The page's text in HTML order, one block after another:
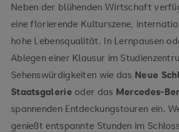
Neben der blühenden Wirtschaft
eine florierende Kulturszene,
hohe Lebensqualität. In Lernpausen
Ablegen einer Klausur im
Sehenswürdigkeiten wie das Neue
Staatsgalerieoder das Mercedes-
spannenden Entdeckungstouren ein.
genießt entspannte Stunden im